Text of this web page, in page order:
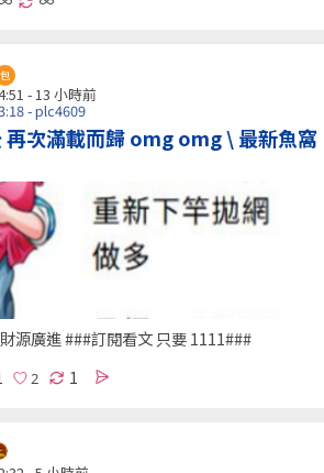
包
-13 小時前
- plc4609
再次滿載而歸 omg omg \ 最新魚窩
源廣進 ###訂閱看文 只要 1111###
1